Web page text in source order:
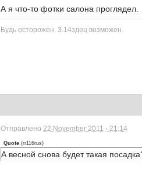
А я что-то фотки салона проглядел.
Будь осторожен. 3.14здец возможен.
Отправлено 22 November 2011 - 21:14
Quote (rr116rus)
А весной снова будет такая